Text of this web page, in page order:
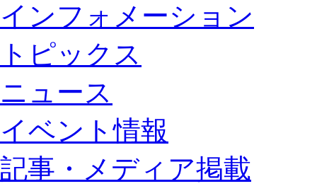
インフォメーション
トピックス
ニュース
イベント情報
記事・メディア掲載